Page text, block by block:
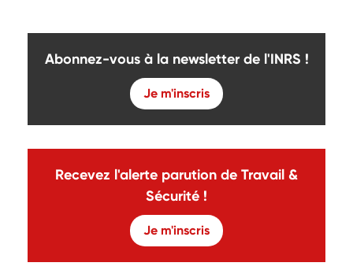
Abonnez-vous à la newsletter de l'INRS !
Je m'inscris
Recevez l'alerte parution de Travail &
Sécurité !
Je m'inscris